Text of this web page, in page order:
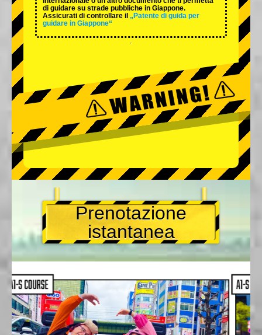
di guidare su strade pubbliche in Giappone.
Assicurati di controllare il „Patente di guida per
guidare in Giappone“
Prenotazione
istantanea